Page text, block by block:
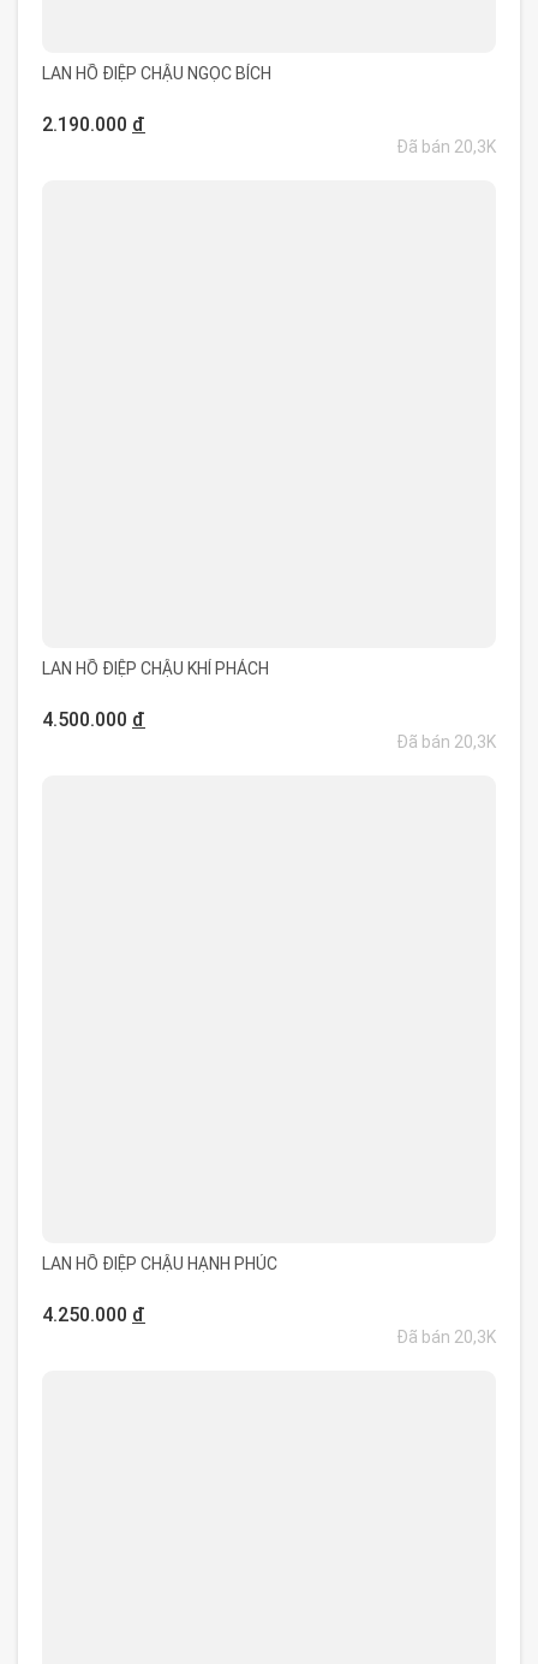
LAN HỒ ĐIỆP CHẬU NGỌC BÍCH
2.190.000 đ
Đã bán 20,3K
LAN HỒ ĐIỆP CHẬU KHÍ PHÁCH
4.500.000 đ
Đã bán 20,3K
LAN HỒ ĐIỆP CHẬU HẠNH PHÚC
4.250.000 đ
Đã bán 20,3K